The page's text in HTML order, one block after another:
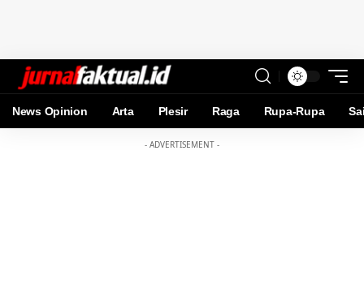
News Opinion Arta Plesir Raga Rupa-Rupa
- ADVERTISEMENT -